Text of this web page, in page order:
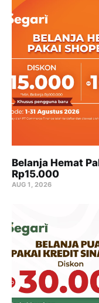
Belanja Hemat
Rp15.000
AUG 1, 2026